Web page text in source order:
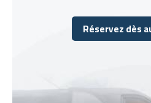
Réservez dès
Réservez dès